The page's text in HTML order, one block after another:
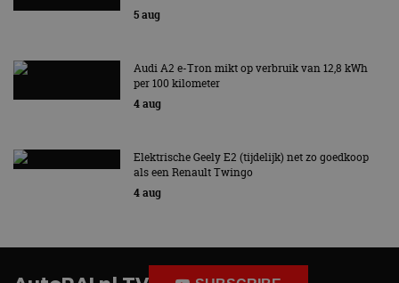
5 aug
Audi A2 e-Tron mikt op verbruik van 12,8 kWh
per 100 kilometer
4 aug
Elektrische Geely E2 (tijdelijk) net zo goedkoop
als een Renault Twingo
4 aug